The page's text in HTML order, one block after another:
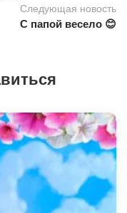
Следующая новость
С папой весело 😊